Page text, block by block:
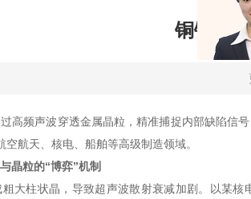
铜铸坯
频声波穿透金属晶粒，精准捕捉内部缺陷信号
航天、核电、船舶等高级制造领域。
晶粒的“博弈”机制
柱状晶，导致超声波散射衰减加剧。以某核